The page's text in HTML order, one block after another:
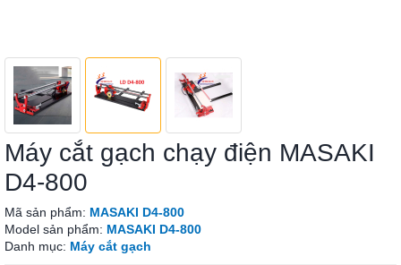
Máy cắt gạch chạy điện MASAKI
D4-800
Mã sản phẩm: MASAKI D4-800
Model sản phẩm: MASAKI D4-800
Danh mục: Máy cắt gạch